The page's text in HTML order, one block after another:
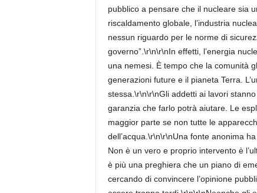
pubblico a pensare che il nucleare sia
riscaldamento globale, l’industria
nessun riguardo per le norme di
governo”.\r\n\r\nIn effetti, l’energia
una nemesi. È tempo che la comunità
generazioni future e il pianeta Terra.
stessa.\r\n\r\nGli addetti ai lavori
garanzia che farlo potrà aiutare. Le
maggior parte se non tutte le
dell’acqua.\r\n\r\nUna fonte anonima
Non è un vero e proprio intervento è
è più una preghiera che un piano di
cercando di convincere l’opinione